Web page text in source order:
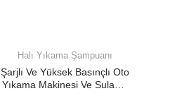
Halı Yıkama Şampuanı
Şarjlı Ve Yüksek Basınçlı Oto
Yıkama Makinesi Ve Sulama